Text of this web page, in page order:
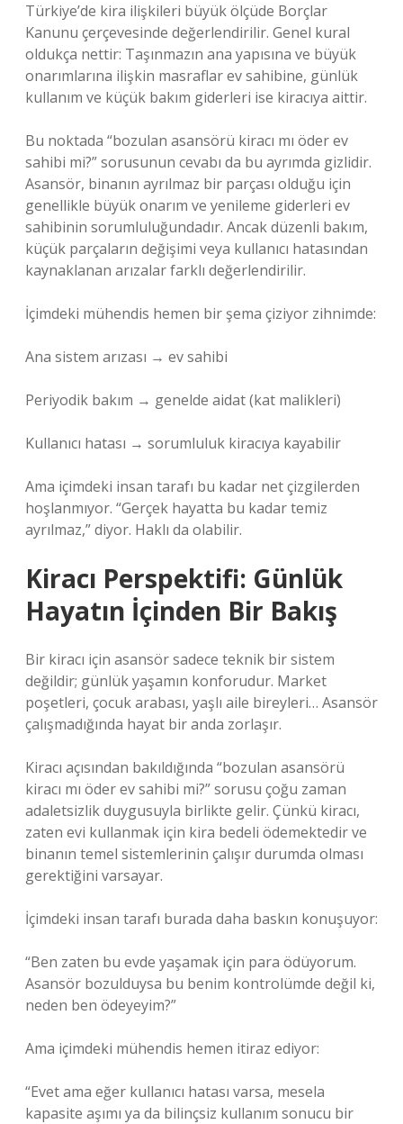
Türkiye’de kira ilişkileri büyük ölçüde Borçlar
Kanunu çerçevesinde değerlendirilir. Genel kural
oldukça nettir: Taşınmazın ana yapısına ve büyük
onarımlarına ilişkin masraflar ev sahibine, günlük
kullanım ve küçük bakım giderleri ise kiracıya aittir.
Bu noktada “bozulan asansörü kiracı mı öder ev
sahibi mi?” sorusunun cevabı da bu ayrımda gizlidir.
Asansör, binanın ayrılmaz bir parçası olduğu için
genellikle büyük onarım ve yenileme giderleri ev
sahibinin sorumluluğundadır. Ancak düzenli bakım,
küçük parçaların değişimi veya kullanıcı hatasından
kaynaklanan arızalar farklı değerlendirilir.
İçimdeki mühendis hemen bir şema çiziyor zihnimde:
Ana sistem arızası → ev sahibi
Periyodik bakım → genelde aidat (kat malikleri)
Kullanıcı hatası → sorumluluk kiracıya kayabilir
Ama içimdeki insan tarafı bu kadar net çizgilerden
hoşlanmıyor. “Gerçek hayatta bu kadar temiz
ayrılmaz,” diyor. Haklı da olabilir.
Kiracı Perspektifi: Günlük
Hayatın İçinden Bir Bakış
Bir kiracı için asansör sadece teknik bir sistem
değildir; günlük yaşamın konforudur. Market
poşetleri, çocuk arabası, yaşlı aile bireyleri… Asansör
çalışmadığında hayat bir anda zorlaşır.
Kiracı açısından bakıldığında “bozulan asansörü
kiracı mı öder ev sahibi mi?” sorusu çoğu zaman
adaletsizlik duygusuyla birlikte gelir. Çünkü kiracı,
zaten evi kullanmak için kira bedeli ödemektedir ve
binanın temel sistemlerinin çalışır durumda olması
gerektiğini varsayar.
İçimdeki insan tarafı burada daha baskın konuşuyor:
“Ben zaten bu evde yaşamak için para ödüyorum.
Asansör bozulduysa bu benim kontrolümde değil ki,
neden ben ödeyeyim?”
Ama içimdeki mühendis hemen itiraz ediyor:
“Evet ama eğer kullanıcı hatası varsa, mesela
kapasite aşımı ya da bilinçsiz kullanım sonucu bir